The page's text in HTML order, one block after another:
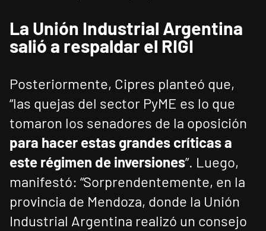
La Unión Industrial Argentina
salió a respaldar el RIGI
Posteriormente, Cipres planteó que,
“las quejas del sector PyME es lo que
tomaron los senadores de la oposición
para hacer estas grandes críticas a
este régimen de inversiones”. Luego,
manifestó: “Sorprendentemente, en la
provincia de Mendoza, donde la Unión
Industrial Argentina realizó un consejo